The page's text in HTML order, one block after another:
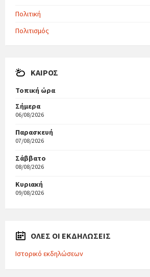
Πολιτική
Πολιτισμός
ΚΑΙΡΌΣ
Τοπική ώρα
Σήμερα
06/08/2026
Παρασκευή
07/08/2026
Σάββατο
08/08/2026
Κυριακή
09/08/2026
ΟΛΕΣ ΟΙ ΕΚΔΗΛΩΣΕΙΣ
Ιστορικό εκδηλώσεων